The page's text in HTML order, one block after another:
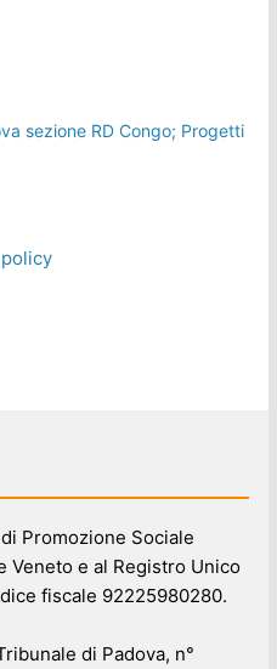
sezione RD Congo; Progetti
Promozione Sociale
Veneto e al Registro Unico
fiscale 92225980280.
di Padova, n°